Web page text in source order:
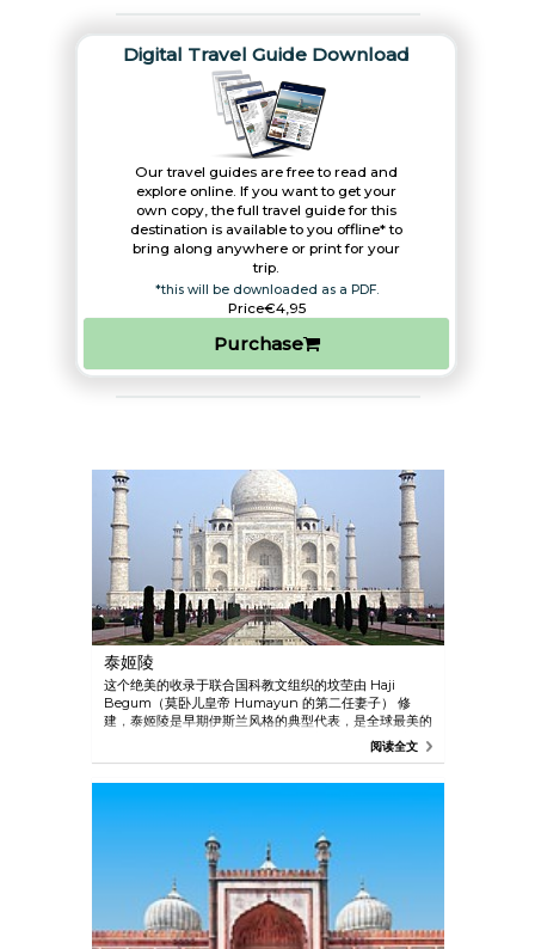
Digital Travel Guide Download
Our travel guides are free to read and
explore online. If you want to get your
own copy, the full travel guide for this
destination is available to you offline* to
bring along anywhere or print for your
trip.​
*this will be downloaded as a PDF.
Price€4,95
Purchase
泰姬陵
这个绝美的收录于联合国科教文组织的坟茔由 Haji
Begum（莫卧儿皇帝 Humayun 的第二任妻子） 修
建，泰姬陵是早期伊斯兰风格的典型代表，是全球最美的
陵墓。 泰姬陵于 1632 年开始修建，主陵于 1648 年完
阅读全文